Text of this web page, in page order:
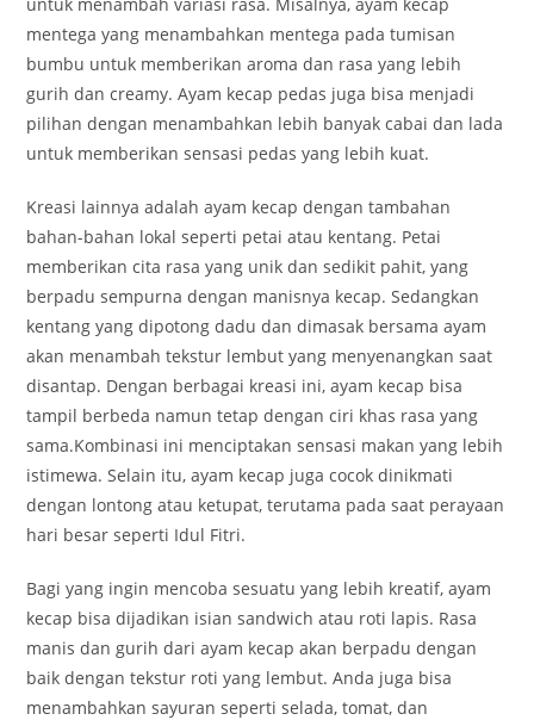
mentega yang menambahkan mentega pada tumisan
bumbu untuk memberikan aroma dan rasa yang lebih
gurih dan creamy. Ayam kecap pedas juga bisa menjadi
pilihan dengan menambahkan lebih banyak cabai dan lada
untuk memberikan sensasi pedas yang lebih kuat.
Kreasi lainnya adalah ayam kecap dengan tambahan
bahan-bahan lokal seperti petai atau kentang. Petai
memberikan cita rasa yang unik dan sedikit pahit, yang
berpadu sempurna dengan manisnya kecap. Sedangkan
kentang yang dipotong dadu dan dimasak bersama ayam
akan menambah tekstur lembut yang menyenangkan saat
disantap. Dengan berbagai kreasi ini, ayam kecap bisa
tampil berbeda namun tetap dengan ciri khas rasa yang
sama.Kombinasi ini menciptakan sensasi makan yang lebih
istimewa. Selain itu, ayam kecap juga cocok dinikmati
dengan lontong atau ketupat, terutama pada saat perayaan
hari besar seperti Idul Fitri.
Bagi yang ingin mencoba sesuatu yang lebih kreatif, ayam
kecap bisa dijadikan isian sandwich atau roti lapis. Rasa
manis dan gurih dari ayam kecap akan berpadu dengan
baik dengan tekstur roti yang lembut. Anda juga bisa
menambahkan sayuran seperti selada, tomat, dan